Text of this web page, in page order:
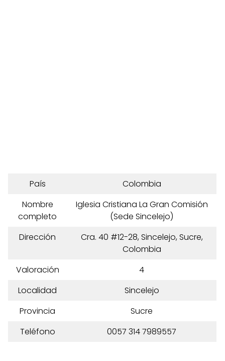
País
Colombia
Nombre
completo
Iglesia Cristiana La Gran Comisión
(Sede Sincelejo)
Dirección
Cra. 40 #12-28, Sincelejo, Sucre,
Colombia
Valoración
4
Localidad
Sincelejo
Provincia
Sucre
Teléfono
0057 314 7989557